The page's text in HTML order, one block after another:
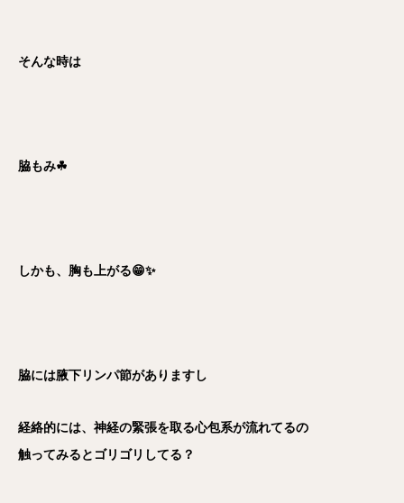
そんな時は
脇もみ☘
しかも、胸も上がる😁✨
脇には腋下リンパ節がありますし
経絡的には、神経の緊張を取る心包系が流れてるの
触ってみるとゴリゴリしてる？